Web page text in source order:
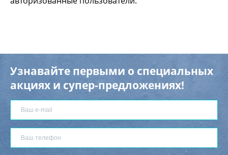
Узнавайте первыми о специальных
акциях и супер-предложениях!